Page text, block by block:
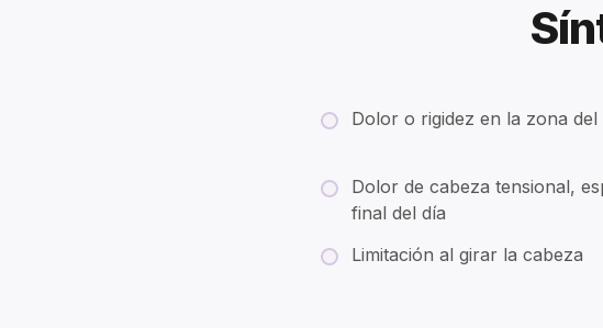
Dolor o rigidez en la zona del
Dolor de cabeza tensional,
final del día
Limitación al girar la cabeza